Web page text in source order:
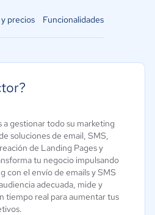
precios Funcionalidades
a gestionar todo su marketing
soluciones de email, SMS,
de Landing Pages y
tu negocio impulsando
con el envío de emails y SMS
adecuada, mide y
tiempo real para aumentar tus